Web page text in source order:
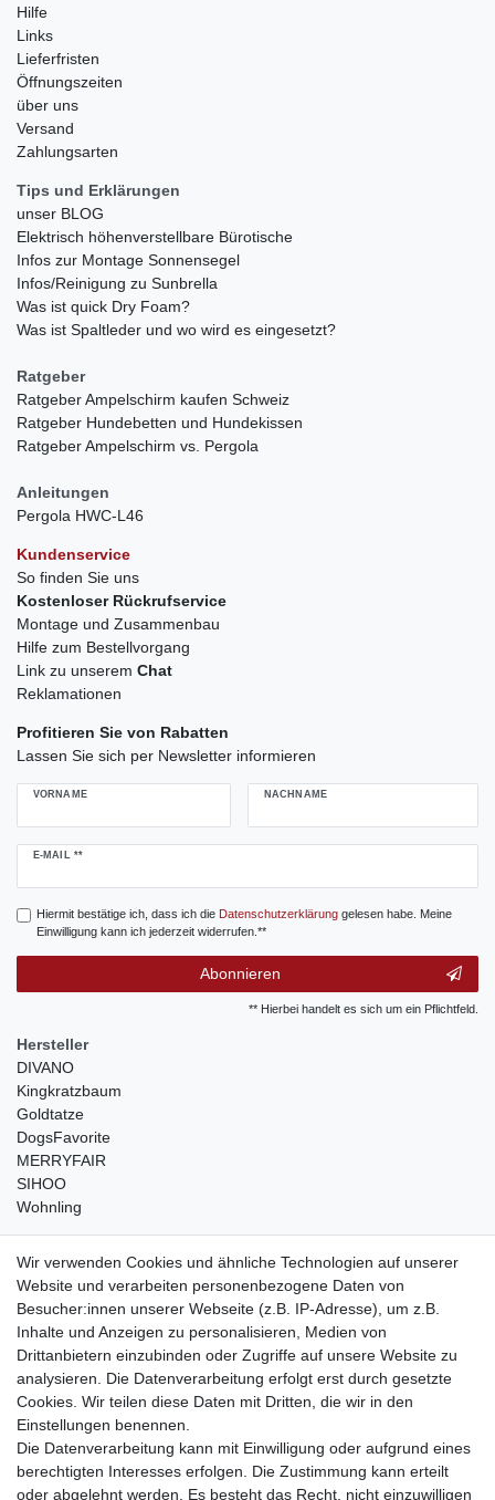
Hilfe
Links
Lieferfristen
Öffnungszeiten
über uns
Versand
Zahlungsarten
Tips und Erklärungen
unser BLOG
Elektrisch höhenverstellbare Bürotische
Infos zur Montage Sonnensegel
Infos/Reinigung zu Sunbrella
Was ist quick Dry Foam?
Was ist Spaltleder und wo wird es eingesetzt?
Ratgeber
Ratgeber Ampelschirm kaufen Schweiz
Ratgeber Hundebetten und Hundekissen
Ratgeber Ampelschirm vs. Pergola
Anleitungen
Pergola HWC-L46
Kundenservice
So finden Sie uns
Kostenloser Rückrufservice
Montage und Zusammenbau
Hilfe zum Bestellvorgang
Link zu unserem Chat
Reklamationen
Profitieren Sie von Rabatten
Lassen Sie sich per Newsletter informieren
VORNAME NACHNAME
E-MAIL **
Newsletter
Hiermit bestätige ich, dass ich die Daten­schutz­erklärunggelesen habe. Meine
Einwilligung kann ich jederzeit widerrufen.**
Abonnieren
** Hierbei handelt es sich um ein Pflichtfeld.
Hersteller
DIVANO
Kingkratzbaum
Goldtatze
DogsFavorite
MERRYFAIR
SIHOO
Wohnling
weitere Shops
traumlampen- Lampen und Kronleuchter
kinderwagencenter- Exklusive und günstige Kinderwagen
gastrogeraete24- alles für Gastronomie und Imbiss
soziale Medien
Facebook
sicher einkaufen
Wir verwenden Cookies und ähnliche Technologien auf unserer
Website und verarbeiten personenbezogene Daten von
Besucher:innen unserer Webseite (z.B. IP-Adresse), um z.B.
Inhalte und Anzeigen zu personalisieren, Medien von
Drittanbietern einzubinden oder Zugriffe auf unsere Website zu
analysieren. Die Datenverarbeitung erfolgt erst durch gesetzte
Cookies. Wir teilen diese Daten mit Dritten, die wir in den
Einstellungen benennen.
Die Datenverarbeitung kann mit Einwilligung oder aufgrund eines
berechtigten Interesses erfolgen. Die Zustimmung kann erteilt
oder abgelehnt werden. Es besteht das Recht, nicht einzuwilligen